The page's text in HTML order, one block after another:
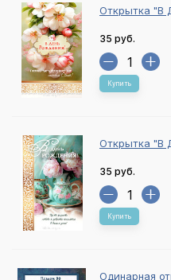
Открытка "В
35 руб.
Купить
Открытка "В
35 руб.
Купить
Одинарная